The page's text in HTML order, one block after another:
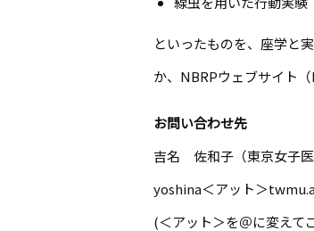
といったものを、座学と
か、NBRPウェブサイト
お問い合わせ先
吉名 佐和子（東京女子医
yoshina＜アット＞
(＜アット＞を＠に変えて